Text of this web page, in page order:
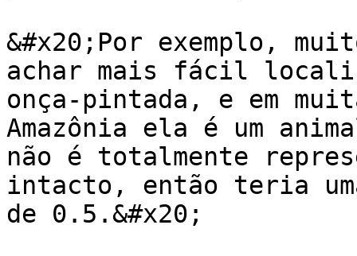
&#x20;Por exemplo,
achar mais fácil
onça-pintada, e em
Amazônia ela é um
não é totalmente
intacto, então teria
de 0.5.&#x20;